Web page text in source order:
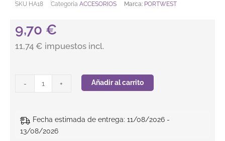
SKU HA18 Categoría ACCESORIOS Marca: PORTWEST
9,70 €
11,74 € impuestos incl.
-
Forro para casco.PORTWEST cantidad
+ Añadir al carrito
Fecha estimada de entrega: 11/08/2026 -
13/08/2026